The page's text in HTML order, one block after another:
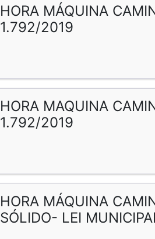
HORA MÁQUINA
1.792/2019
HORA MAQUINA
1.792/2019
HORA MÁQUINA
SÓLIDO- LEI